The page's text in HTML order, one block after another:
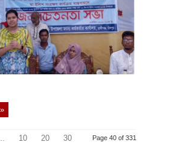
Page 40 of 331
10 20
30